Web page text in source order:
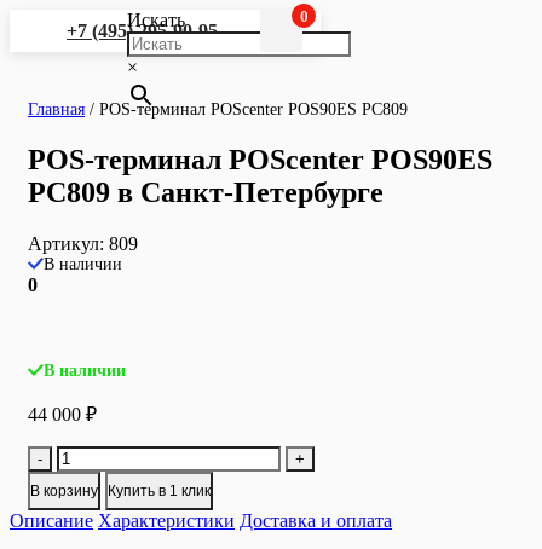
+7 (495) 295-90-95
Искать
×
0
Главная / POS-терминал POScenter POS90ES PC809
POS-терминал POScenter POS90ES
PC809 в Санкт-Петербурге
Артикул: 809
В наличии
0
В наличии
44 000 ₽
-
Количество
товара
POS-
терминал
+
В корзину Купить в 1 клик
Описание Характеристики Доставка и оплата